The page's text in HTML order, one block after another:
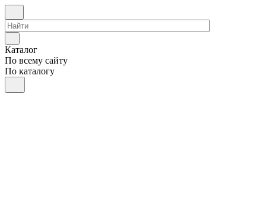
Каталог
По всему сайту
По каталогу